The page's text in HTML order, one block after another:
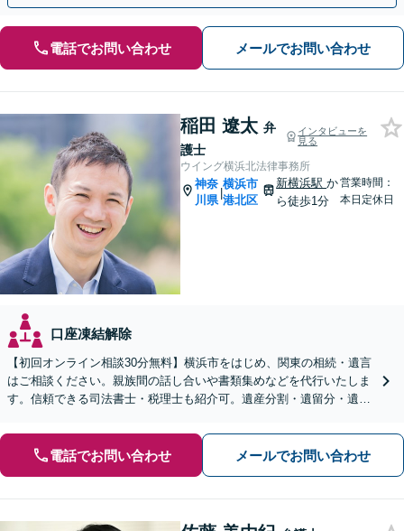
電話でお問い合わせ メールでお問い合わせ
稲田 遼太 弁
護士
インタビューを
見る
ウイング横浜北法律事務所
神奈
川県
|
横浜市
港北区
新横浜駅か
ら徒歩1分
営業時間：
本日定休日
口座凍結解除
【初回オンライン相談30分無料】横浜市をはじめ、関東の相続・遺言
はご相談ください。親族間の話し合いや書類集めなどを代行いたしま
す。信頼できる司法書士・税理士も紹介可。遺産分割・遺留分・遺言
電話でお問い合わせ メールでお問い合わせ